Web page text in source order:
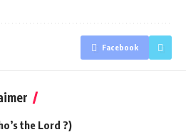
Facebook
the Lord ?)